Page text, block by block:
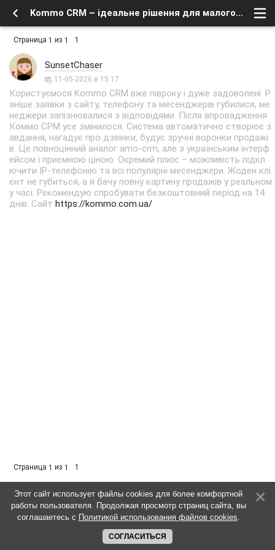
Kommo CRM – ідеальне рішення для малого бізнесу - Заработок в интернете, бесплатное в сети - Флейм - Форум о спутниковом тв и интернете
Страница 1 из 1 1
SunsetChaser
11-05-2026 в 15:17
Користуємося Kommo CRM вже півроку і дуже задоволені. Р
аніше заявки з сайту, телефону та месенджерів губилися, ме
неджери запізнювалися з відповідями. Після впровадження
Коммо СРМ усе змінилося. Система автоматично створює з
авдання, нагадує про дзвінки, будує зручні воронки продажі
в. Це повноцінний аналог amo-crm, але з українським інтерф
ейсом і приємною ціною. Окремий плюс – можливість підкл
ючити IP-телефонію та всі популярні месенджери. Жоден клі
єнт не губиться, а я бачу повну картину продажів у реальном
у часі. Рекомендую спробувати безкоштовний період на 14
днів. Сайт https://kommo.com.ua/
Страница 1 из 1 1
Этот сайт использует файлы cookies для более комфортной
работы пользователя. Продолжая просмотр страниц сайта, вы
соглашаетесь с Политикой использования файлов cookies.
СОГЛАСИТЬСЯ